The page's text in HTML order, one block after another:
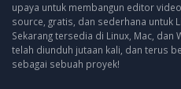
upaya untuk membangun editor
source, gratis, dan sederhana untuk
Sekarang tersedia di Linux, Mac, dan
telah diunduh jutaan kali, dan terus
sebagai sebuah proyek!